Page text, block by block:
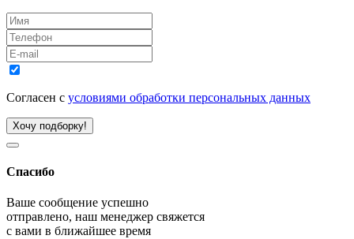
Согласен с условиями обработки персональных данных
Хочу подборку!
Спасибо
Ваше сообщение успешно
отправлено, наш менеджер свяжется
с вами в ближайшее время